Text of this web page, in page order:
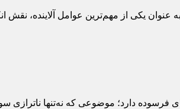
یکی از مهم‌ترین عوامل آلاینده، نقش
دارد؛ موضوعی که نه‌تنها ناترازی